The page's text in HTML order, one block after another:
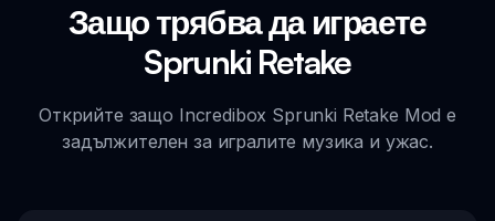
Защо трябва да играете
Sprunki Retake
Открийте защо Incredibox Sprunki Retake Mod е
задължителен за игралите музика и ужас.